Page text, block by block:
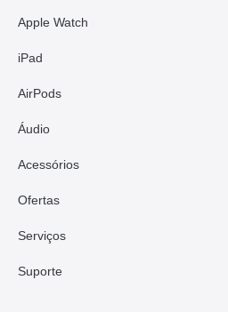
Apple Watch
iPad
AirPods
Áudio
Acessórios
Ofertas
Serviços
Suporte